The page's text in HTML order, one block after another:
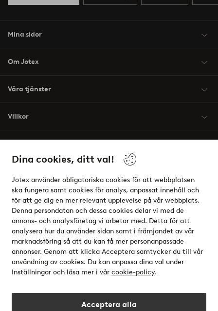
Dina cookies, ditt val!
Jotex använder obligatoriska cookies för att webbplatsen
ska fungera samt cookies för analys, anpassat innehåll och
för att ge dig en mer relevant upplevelse på vår webbplats.
Denna persondatan och dessa cookies delar vi med de
annons- och analysföretag vi arbetar med. Detta för att
analysera hur du använder sidan samt i främjandet av vår
marknadsföring så att du kan få mer personanpassade
annonser. Genom att klicka Acceptera samtycker du till vår
användning av cookies. Du kan anpassa dina val under
Inställningar och läsa mer i vår cookie-policy.
Acceptera alla
Mina sidor
Om Jotex
Våra tjänster
Villkor
Säkra betalningar - Betala direkt eller dela upp
Vill du veta mer om våra betalalternativ?
elpy